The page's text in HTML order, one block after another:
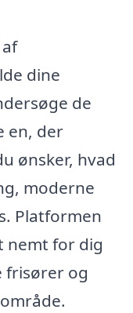
dine
de
en, der
ønsker, hvad
moderne
Platformen
nemt for dig
frisører og